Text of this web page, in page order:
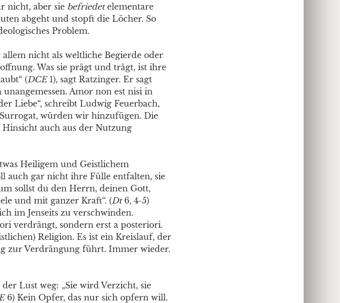
nicht, aber sie befriedetelementare
abgeht und stopft die Löcher. So
Problem.
nicht als weltliche Begierde oder
Was sie prägt und trägt, ist ihre
(DCE1), sagt Ratzinger. Er sagt
Amor non est nisi in
Liebe“, schreibt Ludwig Feuerbach,
würden wir hinzufügen. Die
auch aus der Nutzung
Heiligem und Geistlichem
auch gar nicht ihre Fülle entfalten, sie
sollst du den Herrn, deinen Gott,
und mit ganzer Kraft“. (Dt6, 4-5)
im Jenseits zu verschwinden.
verdrängt, sondern erst a posteriori.
Religion. Es ist ein Kreislauf, der
zur Verdrängung führt. Immer wieder.
Lust weg: „Sie wird Verzicht, sie
6) Kein Opfer, das nur sich opfern will.